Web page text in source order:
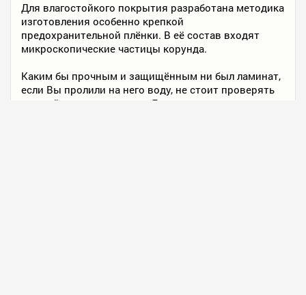
Для влагостойкого покрытия разработана методика
изготовления особенно крепкой
предохранительной плёнки. В её состав входят
микроскопические частицы корунда.
Каким бы прочным и защищённым ни был ламинат,
если Вы пролили на него воду, не стоит проверять
лишний раз его качество. Лучше постараться